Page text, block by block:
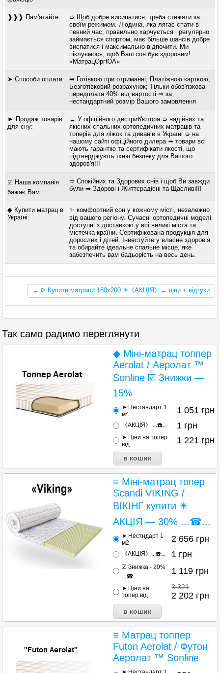
❱❱❱ Пам'ятайте
➭ Щоб добре висипатися, треба стежити за
своїм режимом. Людина, яка лягає спати в
певний час, правильно харчується і регулярно
займається спортом, має більше шансів добре
виспатися і максимально відпочити. Ми
піклуємося, щоб Ваш сон був здоровим!
«МатрацОргЮА»
➤ Способи оплати:
➡ Готівкою при отриманні; Платіжною карткою;
Безготівковий розрахунок; Тільки обов'язкова
передплата 40% від вартості ⇒ за
нестандартний розмір Вашого замовлення
► Продаж товарів
для сну:
↔ У офіційного дистриб'ютора ➭ надійних та
якісних спальних ортопедичних матраців та
топерів для ліжок та диванів в Україні ➭ на
нашому сайті офіційного дилера ➟ товари всі
мають гарантію та сертифікати якості, що
підтверджують їхню безпеку для Вашого
здоров'я!!!
☑️ Наша компанія
бажає Вам:
➱ Спокійних та Здорових снів і щоб Ви завжди
були ➡ Здорові і Життєрадісні та Щасливі!!!
◆ Купити матрац в
Україні:
✨ комфортний сон у кожному місті, незалежно
від вашого регіону. Сучасні ортопедичні моделі
доступні з доставкою у всі великі міста та
містечка країни. Сертифікована продукція для
дорослих і дітей. Інвестуйте у власне здоров’я
та обирайте ідеальне спальне місце, яке
забезпечить вам бадьорість на весь день.
← ᐅ Купити матраци 180х200 ✴️《АКЦІЯ》↔ ціни + відгуки
Так само радимо переглянути
◆ Міні-матрац топпер
Aerolat / Аеролат ™
Sonline ☑️ Знижки —
15%
➤ Нестандарт 1
м²
1 051 грн
《АКЦІЯ》 ...☎️... 1 грн
➤ Ціни на топер
від
1 221 грн
≡ Міні-матрац топер
Scandi VIKING /
ВІКІНГ купити ✴️
АКЦІЯ — 30% ...☎...
➤ Нестндарт 1
м2
2 656 грн
《АКЦІЯ》...☎️... 1 грн
☑️ Знижка - 20%
...☎...
1 119 грн
➤ Ціни на
топер від
3 321
2 202 грн
≡ Матрац топпер
Futon Aerolat / Футон
Аеролат ™ Sonline